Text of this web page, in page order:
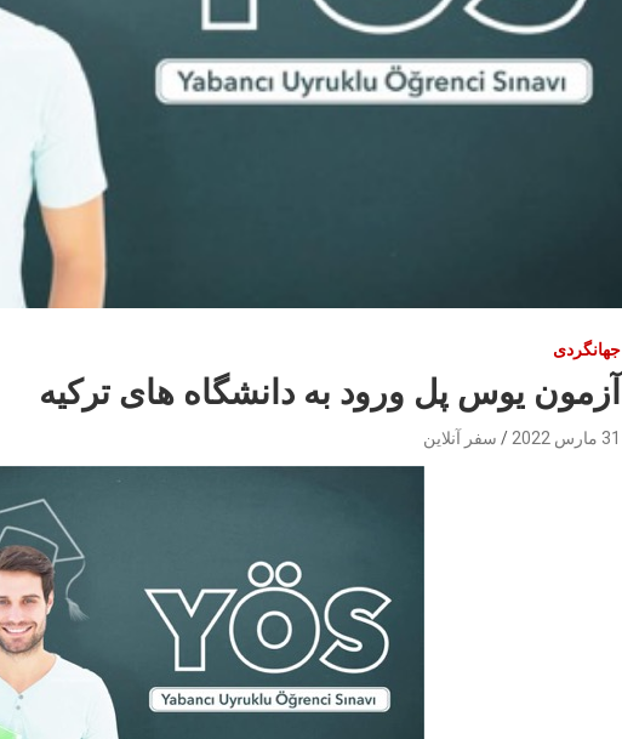
جهانگردی
آزمون یوس پل ورود به دانشگاه های ترکیه
31 مارس 2022 سفر آنلاین